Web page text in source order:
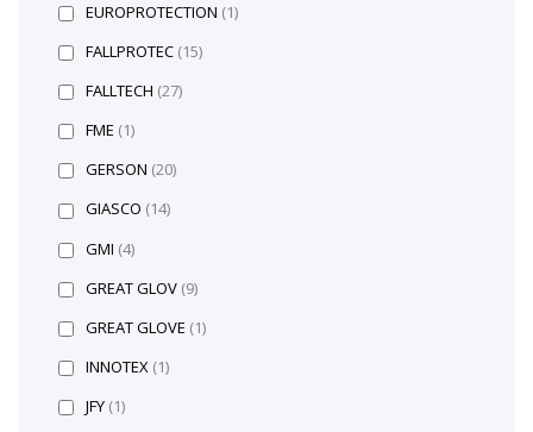
EUROPROTECTION (1)
FALLPROTEC (15)
FALLTECH (27)
FME (1)
GERSON (20)
GIASCO (14)
GMI (4)
GREAT GLOV (9)
GREAT GLOVE (1)
INNOTEX (1)
JFY (1)